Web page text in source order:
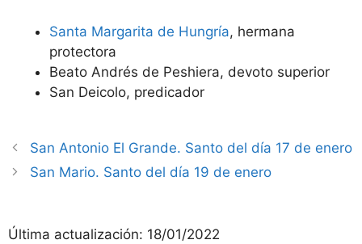
Santa Margarita de Hungría, hermana
protectora
Beato Andrés de Peshiera, devoto superior
San Deicolo, predicador
San Antonio El Grande. Santo del día 17 de enero
San Mario. Santo del día 19 de enero
Última actualización: 18/01/2022